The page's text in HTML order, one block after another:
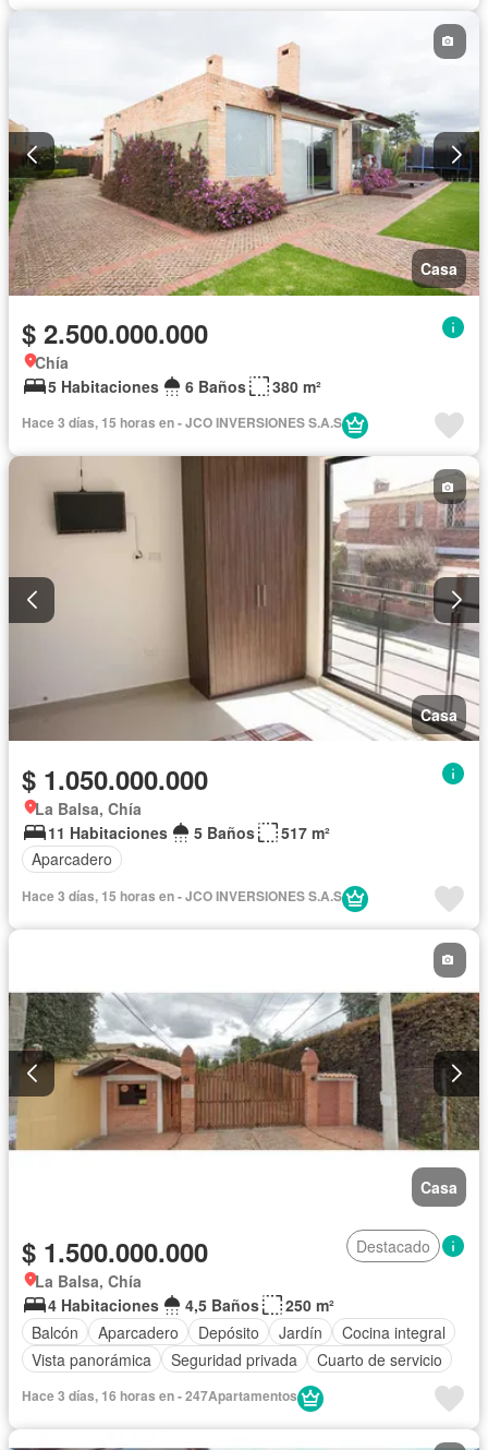
Casa
$ 2.500.000.000
Chía
5 Habitaciones
6 Baños 380 m²
Hace 3 días, 15 horas en - JCO INVERSIONES S.A.S
Casa
$ 1.050.000.000
La Balsa, Chía
11 Habitaciones
5 Baños
517 m²
Aparcadero
Hace 3 días, 15 horas en - JCO INVERSIONES S.A.S
Casa
$ 1.500.000.000
Destacado
La Balsa, Chía
4 Habitaciones
4,5 Baños
250 m²
Balcón
Aparcadero Depósito Jardín
Cocina integral
Vista panorámica
Seguridad privada Cuarto de servicio
Hace 3 días, 16 horas en - 247Apartamentos